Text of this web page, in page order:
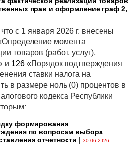
прав и оформление граф 2,
с 1 января 2026 г. внесены
момента
товаров (работ, услуг),
и 126 «Порядок подтверждения
ставки налога на
в размере ноль (0) процентов в
кодекса Республики
формирования
по вопросам выбора
отчетности | 30.06.2026